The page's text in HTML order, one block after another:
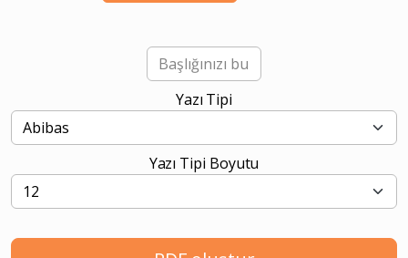
Yazı Tipi
Yazı Tipi Boyutu